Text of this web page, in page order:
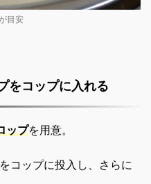
目安
をコップに入れる
ップを用意。
コップに投入し、さらに